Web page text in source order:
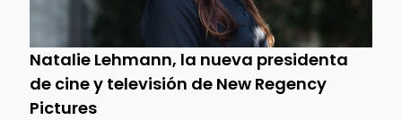
Natalie Lehmann, la nueva presidenta
de cine y televisión de New Regency
Pictures